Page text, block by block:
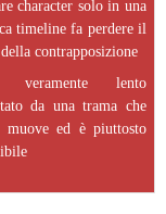
character solo in una
timeline fa perdere il
contrapposizione
veramente lento
da una trama che
muove ed è piuttosto